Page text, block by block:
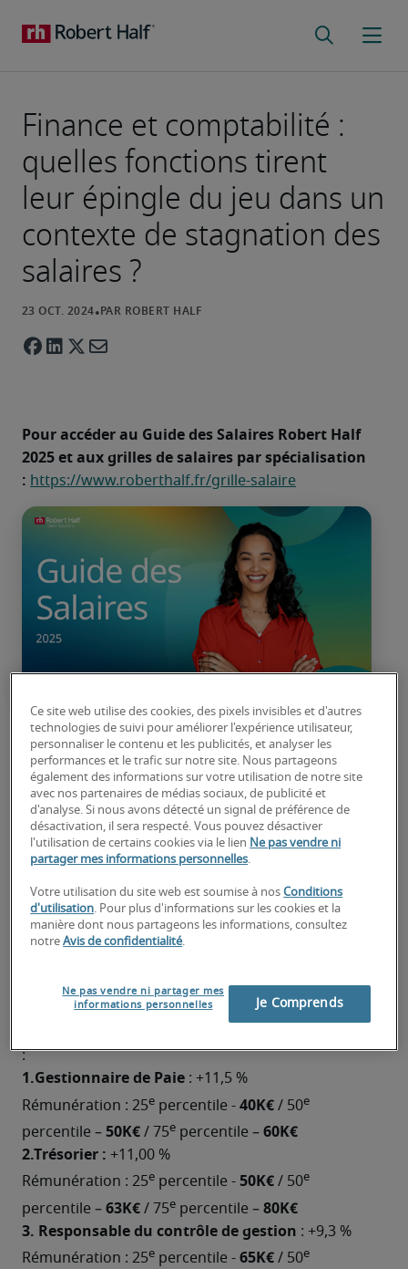
Finance et comptabilité :
quelles fonctions tirent
leur épingle du jeu dans un
contexte de stagnation des
salaires ?
Pour accéder au Guide des Salaires Robert Half
2025 et aux grilles de salaires par spécialisation
: https://www.roberthalf.fr/grille-salaire
Paris, le 22 octobre 2024 – A l’occasion de la
parution, ce mois-ci, de son Guide des Salaires
2025, Robert Half revient sur les évolutions
constatées dans les métiers de la finance et
comptabilité et les attentes des salariés dans cette
spécialisation.
ces fonctions connaissent un ralentissement en
2024, avec une évolution de +0,7 %, contre +5,2 %
en 2023, dans un contexte de fléchissement de
Cependant, certains profils en pénurie
connaissent encore des augmentations notables,
:
1.Gestionnaire de Paie : +11,5 %
Rémunération : 25e percentile - 40K€ / 50e
percentile – 50K€ / 75e percentile – 60K€
2.Trésorier : +11,00 %
Rémunération : 25e percentile - 50K€ / 50e
percentile – 63K€ / 75e percentile – 80K€
3. Responsable du contrôle de gestion : +9,3 %
Rémunération : 25e percentile - 65K€ / 50e
Ce site web utilise des cookies, des pixels invisibles et d'autres
technologies de suivi pour améliorer l'expérience utilisateur,
personnaliser le contenu et les publicités, et analyser les
performances et le trafic sur notre site. Nous partageons
également des informations sur votre utilisation de notre site
avec nos partenaires de médias sociaux, de publicité et
d'analyse. Si nous avons détecté un signal de préférence de
désactivation, il sera respecté. Vous pouvez désactiver
l'utilisation de certains cookies via le lien Ne pas vendre ni
partager mes informations personnelles.
Votre utilisation du site web est soumise à nosConditions
d'utilisation. Pour plus d'informations sur les cookies et la
manière dont nous partageons les informations, consultez
notreAvis de confidentialité.
Ne pas vendre ni partager mes
informations personnelles
Je Comprends